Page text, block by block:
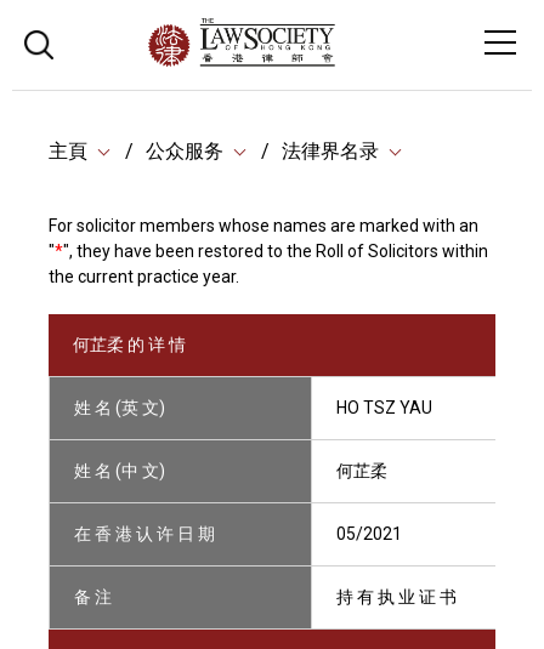
主頁 公众服务 法律界名录
For solicitor members whose names are marked with an
"*", they have been restored to the Roll of Solicitors within
the current practice year.
何芷柔 的 详 情
姓 名 (英 文) HO TSZ YAU
姓 名 (中 文) 何芷柔
在 香 港 认 许 日 期 05/2021
备 注 持 有 执 业 证 书